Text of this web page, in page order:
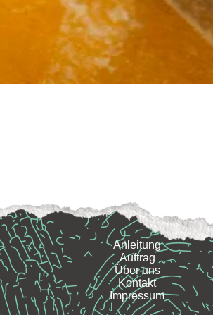
Anleitung
Auftrag
Über uns
Kontakt
Impressum